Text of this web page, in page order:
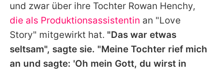
und zwar über ihre Tochter Rowan Henchy,
die als Produktionsassistentin an "Love
Story" mitgewirkt hat. "Das war etwas
seltsam", sagte sie. "Meine Tochter rief mich
an und sagte: 'Oh mein Gott, du wirst in